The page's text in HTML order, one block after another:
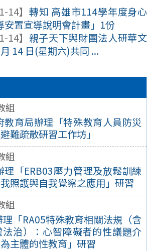
組
教育局辦理「特殊教育人員防災
難疏散研習工作坊」
組
理「ERB03壓力管理及放鬆訓練
照護與自我覺察之應用」研習
組
「RA05特殊教育相關法規（含
治）：心智障礙者的性議題介
主體的性教育」研習
14】 轉知 高雄市114學年度身心
安置宣導說明會計畫」1份
14】 親子天下與財團法人研華文
14 日(星期六)共同 ...